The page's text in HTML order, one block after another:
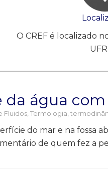
O CREF é localizado
água com
Fluidos, Termologia,
do mar e na fossa
de quem fez a